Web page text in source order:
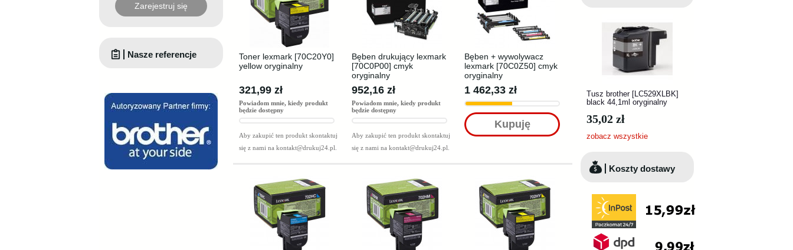
Toner lexmark [70C20Y0]
yellow oryginalny
321,99 zł
Powiadom mnie, kiedy produkt
będzie dostępny
Aby zakupić ten produkt skontaktuj
się z nami na kontakt@drukuj24.pl
Bęben drukujący lexmark
[70C0P00] cmyk
oryginalny
952,16 zł
Powiadom mnie, kiedy produkt
będzie dostępny
Aby zakupić ten produkt skontaktuj
się z nami na kontakt@drukuj24.pl
Bęben + wywolywacz
lexmark [70C0Z50] cmyk
oryginalny
1 462,33 zł
Kupuję
Zarejestruj się
Nasze referencje
Tusz brother [LC529XLBK]
black 44,1ml oryginalny
35,02 zł
zobacz wszystkie
Koszty dostawy